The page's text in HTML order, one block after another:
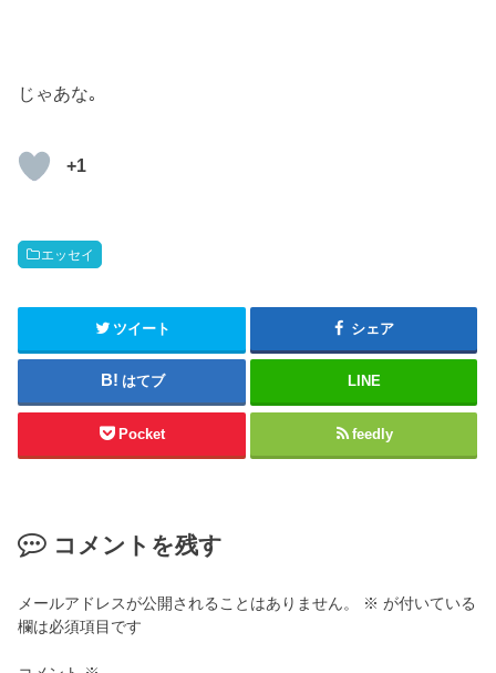
じゃあな｡
+1
エッセイ
ツイート シェア
はてブ LINE
Pocket feedly
コメントを残す
メールアドレスが公開されることはありません。 ※ が付いている
欄は必須項目です